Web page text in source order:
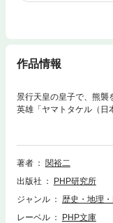
作品情報
景行天皇の皇子で、熊襲
英雄「ヤマトタケル（日
その名を知らぬ者はい
っていくと、じつに多
天皇家の歴史を輝かしく
ざるヤマトタケルの実像
著者
関裕二
出版社
PHP研究所
ジャンル
歴史・地理
レーベル
PHP文庫